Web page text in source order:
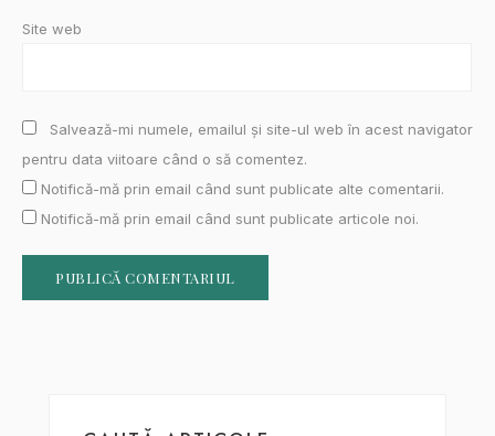
Site web
Salvează-mi numele, emailul și site-ul web în acest navigator
pentru data viitoare când o să comentez.
Notifică-mă prin email când sunt publicate alte comentarii.
Notifică-mă prin email când sunt publicate articole noi.